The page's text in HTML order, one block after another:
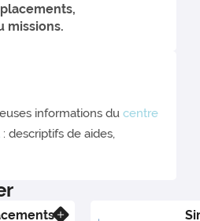
missions.
informations ducentre
: descriptifs de aides,